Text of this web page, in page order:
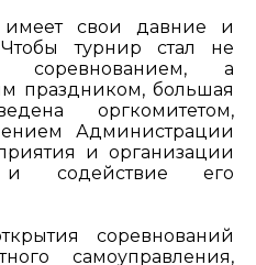
имеет свои давние и
турнир стал не
соревнованием, а
праздником, большая
оргкомитетом,
Администрации
и организации
содействие его
соревнований
самоуправления,